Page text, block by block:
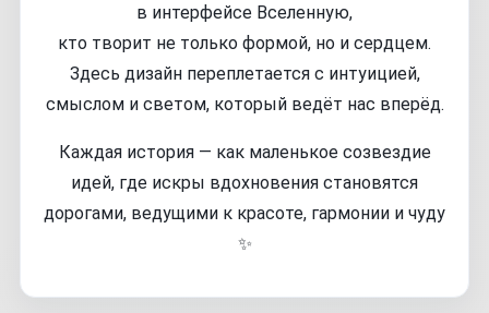
в интерфейсе Вселенную,
кто творит не только формой, но и сердцем.
Здесь дизайн переплетается с интуицией,
смыслом и светом, который ведёт нас вперёд.
Каждая история — как маленькое созвездие
идей, где искры вдохновения становятся
дорогами, ведущими к красоте, гармонии и чуду
✨